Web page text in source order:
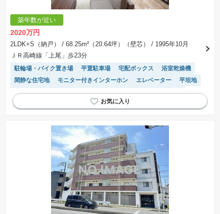
築年数が近い
2020万円
2LDK+S（納戸） / 68.25m²（20.64坪）（壁芯）
/ 1995年10月
ＪＲ高崎線「上尾」歩23分
駐輪場・バイク置き場 平置駐車場 宅配ボックス
浴室乾燥機
閑静な住宅地
モニター付きインターホン エレベーター
平坦地
リフォーム済み物件
駐車場(普通車)あり
システムキッチン
陽当り良好